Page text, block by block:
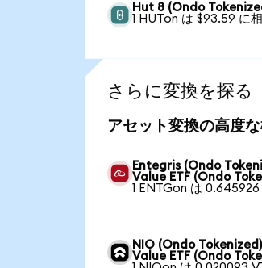
Hut 8 (Ondo
1 HUTon は $93.59 に
さらに変換を探る
アセット変換の高度
Entegris (Ondo
Value ETF (Ondo
1 ENTGon は
NIO (Ondo
Value ETF (Ondo